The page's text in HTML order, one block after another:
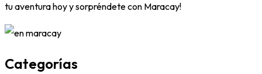
tu aventura hoy y sorpréndete con Maracay!
Categorías